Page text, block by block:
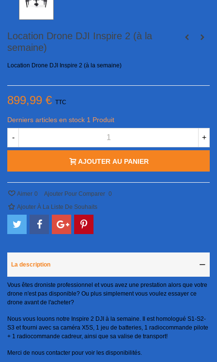
Location Drone DJI Inspire 2 (à la
semaine)
Location Drone DJI Inspire 2 (à la semaine)
899,99 € TTC
Derniers articles en stock 1 Produit
- +
AJOUTER AU PANIER
Aimer 0 Ajouter Pour Comparer 0
Ajouter À La Liste De Souhaits
La description
Vous êtes droniste professionnel et vous avez une prestation alors que votre
drone n'est pas disponible? Ou plus simplement vous voulez essayer ce
drone avant de l'acheter?
Nous vous louons notre Inspire 2 DJI à la semaine. Il est homologué S1-S2-
S3 et fourni avec sa caméra X5S, 1 jeu de batteries, 1 radiocommande pilote
+ 1 radiocommande cadreur, ainsi que sa valise de transport!
Merci de nous contacter pour voir les disponibilités.